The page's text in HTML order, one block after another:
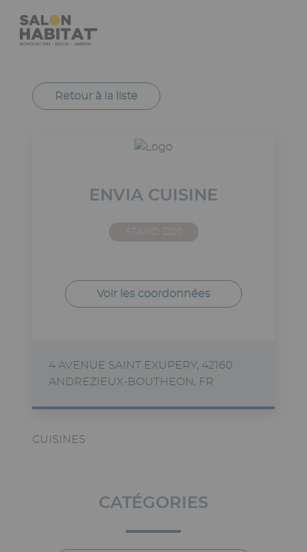
contenu
principale
Retour à la liste
ENVIA CUISINE
Voir les coordonnées
4 AVENUE SAINT EXUPERY, 42160
ANDREZIEUX-BOUTHEON, FR
CUISINES
CATÉGORIES